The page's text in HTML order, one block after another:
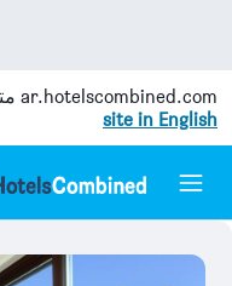
ar.hotelscombined.com
site in English